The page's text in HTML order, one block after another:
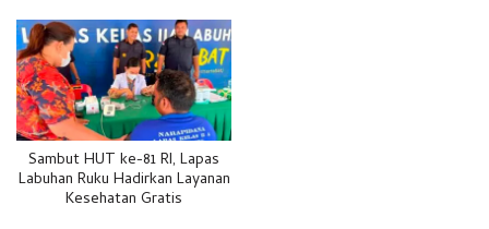
Sambut HUT ke-81 RI, Lapas
Labuhan Ruku Hadirkan Layanan
Kesehatan Gratis